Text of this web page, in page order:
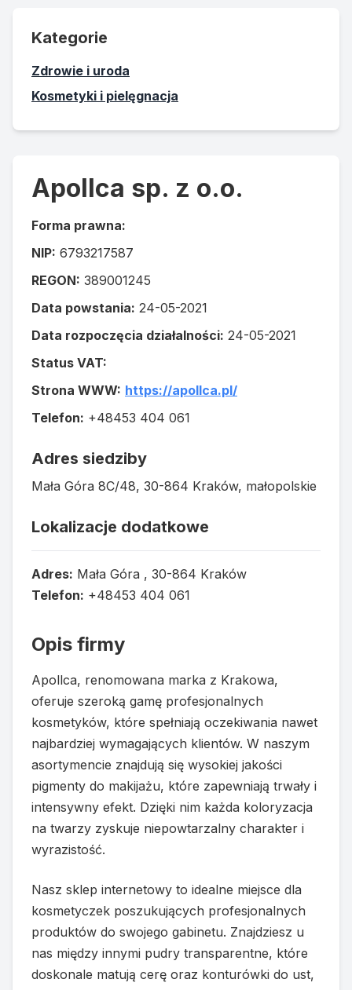
Kategorie
Zdrowie i uroda
Kosmetyki i pielęgnacja
Apollca sp. z o.o.
Forma prawna:
NIP: 6793217587
REGON: 389001245
Data powstania: 24-05-2021
Data rozpoczęcia działalności: 24-05-2021
Status VAT:
Strona WWW: https://apollca.pl/
Telefon: +48453 404 061
Adres siedziby
Mała Góra 8C/48, 30-864 Kraków, małopolskie
Lokalizacje dodatkowe
Adres: Mała Góra , 30-864 Kraków
Telefon: +48453 404 061
Opis firmy
Apollca, renomowana marka z Krakowa,
oferuje szeroką gamę profesjonalnych
kosmetyków, które spełniają oczekiwania nawet
najbardziej wymagających klientów. W naszym
asortymencie znajdują się wysokiej jakości
pigmenty do makijażu, które zapewniają trwały i
intensywny efekt. Dzięki nim każda koloryzacja
na twarzy zyskuje niepowtarzalny charakter i
wyrazistość.
Nasz sklep internetowy to idealne miejsce dla
kosmetyczek poszukujących profesjonalnych
produktów do swojego gabinetu. Znajdziesz u
nas między innymi pudry transparentne, które
doskonale matują cerę oraz konturówki do ust,